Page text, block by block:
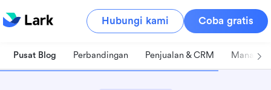
Hubungi kami Coba gratis
Pusat Blog Perbandingan Penjualan & CRM